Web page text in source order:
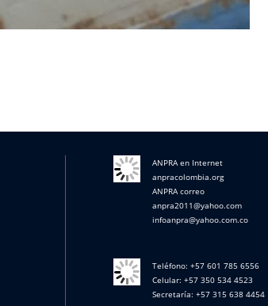
ANPRA en Internet
anpracolombia.org
ANPRA correo
anpra2011@yahoo.com
infoanpra@yahoo.com.co
Teléfono: +57 601 785 6556
Celular: +57 350 534 4523
Secretaría: +57 315 638 4454